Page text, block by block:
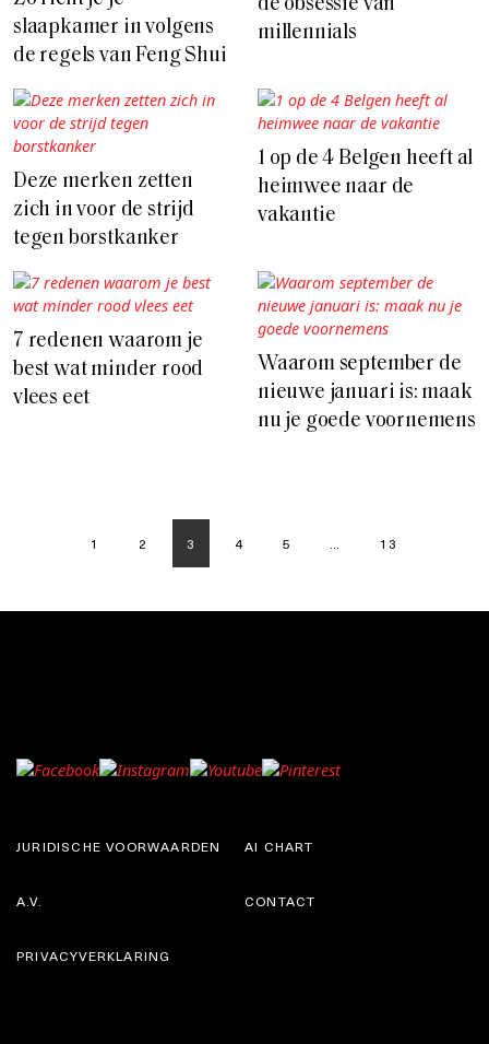
slaapkamer in volgens
de regels van Feng Shui
de obsessie van
millennials
Deze merken zetten
zich in voor de strijd
tegen borstkanker
1 op de 4 Belgen heeft al
heimwee naar de
vakantie
7 redenen waarom je
best wat minder rood
vlees eet
Waarom september de
nieuwe januari is: maak
nu je goede voornemens
1 2 3 4 5 … 13
JURIDISCHE VOORWAARDEN
A.V.
AI CHART
CONTACT
PRIVACYVERKLARING